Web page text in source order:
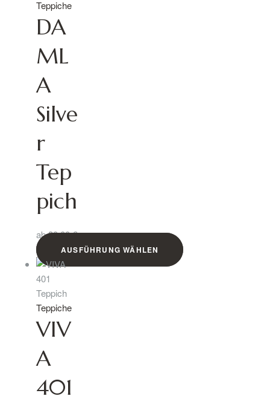
Teppiche
DA
ML
A
Silve
r
Tep
pich
ab30,00€
AUSFÜHRUNG WÄHLEN
Teppiche
VIV
A
401